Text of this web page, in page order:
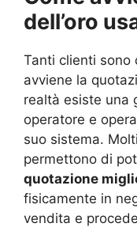
dell’oro
Tanti clienti sono
avviene la
realtà esiste una
operatore e
suo sistema.
permettono di
quotazione
fisicamente in
vendita e